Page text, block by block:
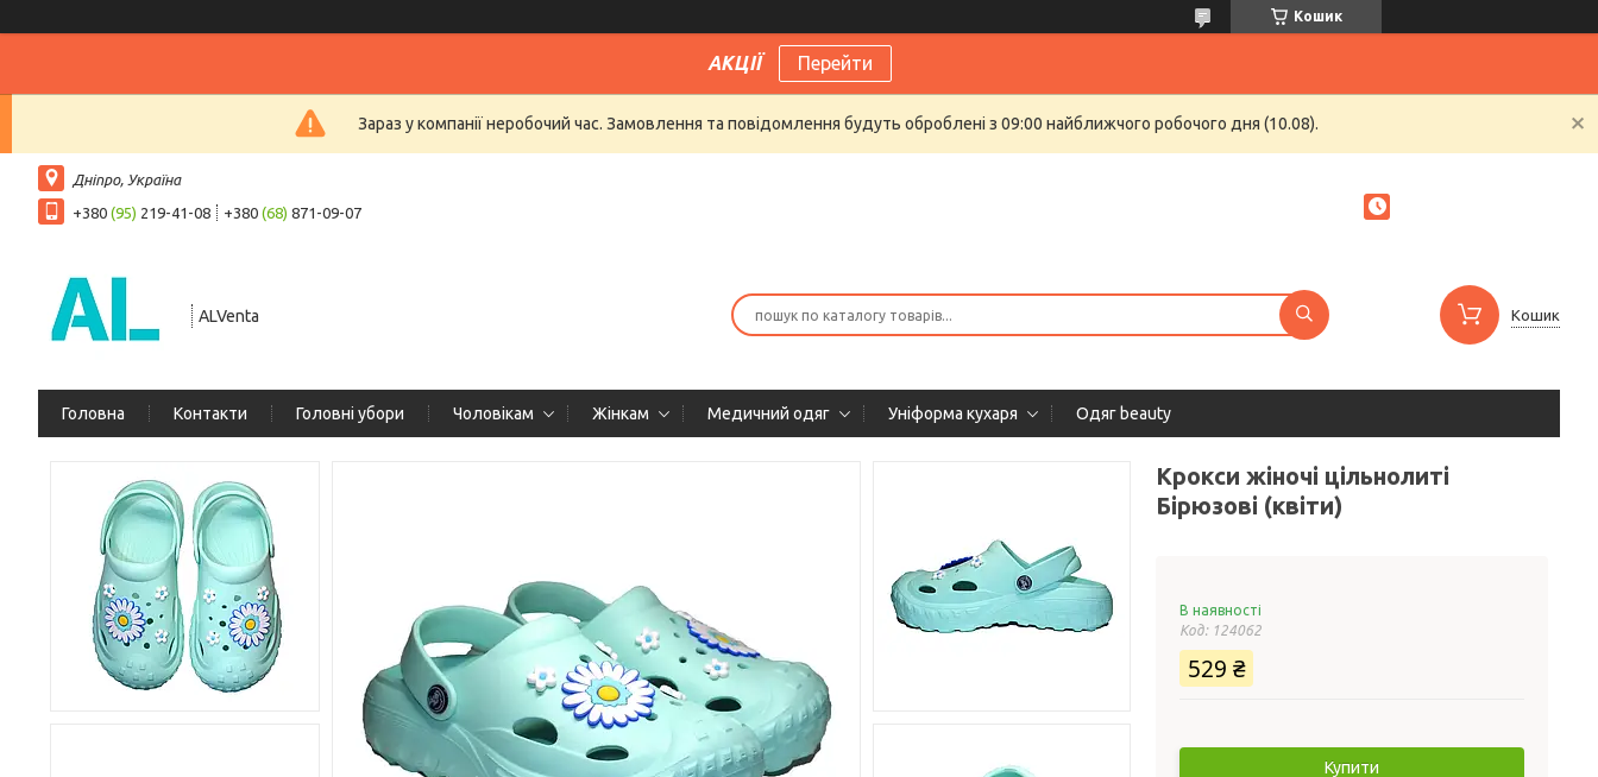
Кошик
АКЦІЇ Перейти
Зараз у компанії неробочий час. Замовлення та повідомлення будуть оброблені з 09:00 найближчого робочого дня (10.08).
Дніпро, Україна
+380 (95) 219-41-08 +380 (68) 871-09-07
ALVenta Кошик
Головна Контакти Головні убори Чоловікам Жінкам Медичний одяг Уніформа кухаря Одяг beauty
Крокси жіночі цільнолиті
Бірюзові (квіти)
В наявності
Код: 124062
529 ₴
Купити